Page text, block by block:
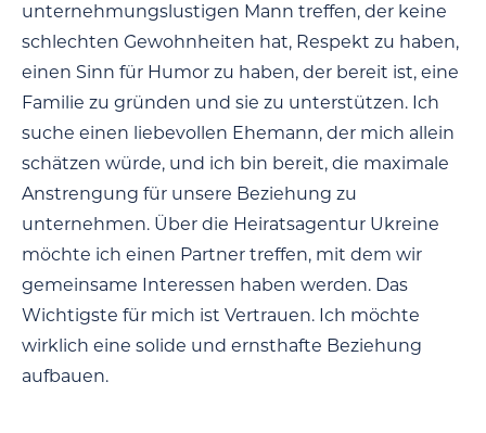
unternehmungslustigen Mann treffen, der keine
schlechten Gewohnheiten hat, Respekt zu haben,
einen Sinn für Humor zu haben, der bereit ist, eine
Familie zu gründen und sie zu unterstützen. Ich
suche einen liebevollen Ehemann, der mich allein
schätzen würde, und ich bin bereit, die maximale
Anstrengung für unsere Beziehung zu
unternehmen. Über die Heiratsagentur Ukreine
möchte ich einen Partner treffen, mit dem wir
gemeinsame Interessen haben werden. Das
Wichtigste für mich ist Vertrauen. Ich möchte
wirklich eine solide und ernsthafte Beziehung
aufbauen.